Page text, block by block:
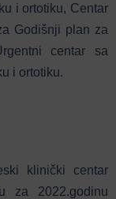
i ortotiku, Centar
Godišnji plan za
centar sa
i ortotiku.
klinički centar
za 2022.godinu